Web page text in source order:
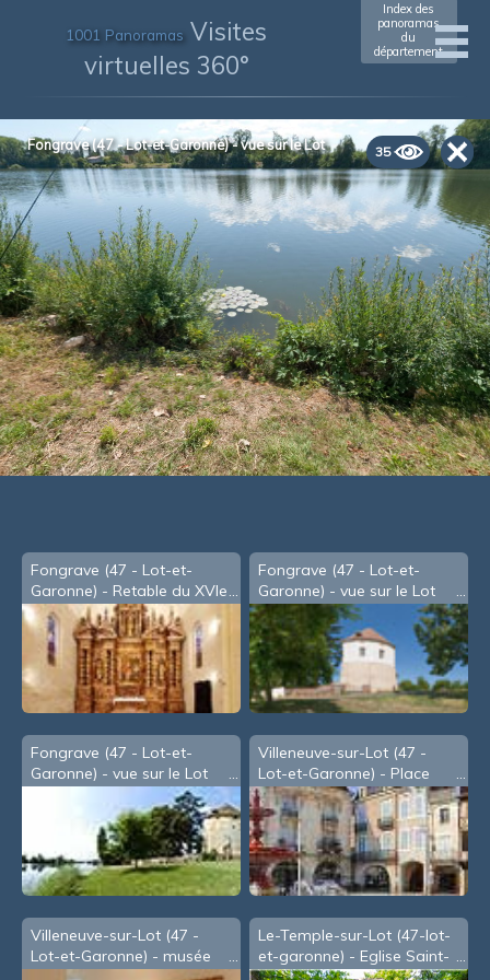
1001 Panoramas Visites
virtuelles 360°
Index des
panoramas
du
département
35
Fongrave (47 - Lot-et-Garonne) - vue sur le Lot
Fongrave (47 - Lot-et-
Garonne) - Retable du XVIe
s. (2002)
Fongrave (47 - Lot-et-
Garonne) - vue sur le Lot
Fongrave (47 - Lot-et-
Garonne) - vue sur le Lot
Villeneuve-sur-Lot (47 -
Lot-et-Garonne) - Place
Lafayette, dite des
Cornières
Villeneuve-sur-Lot (47 -
Lot-et-Garonne) - musée
Le-Temple-sur-Lot (47-lot-
et-garonne) - Eglise Saint-